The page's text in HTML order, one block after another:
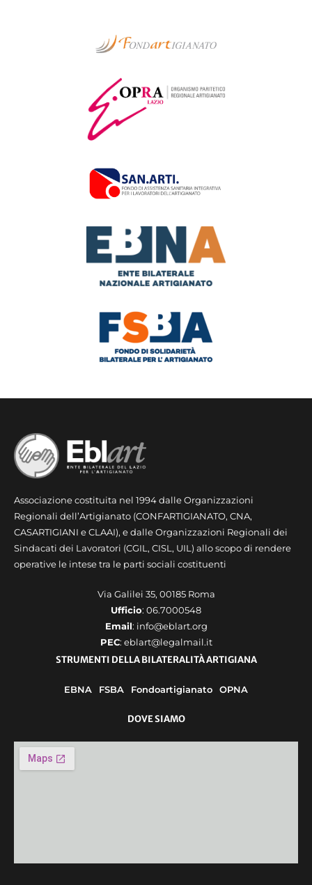
Associazione costituita nel 1994 dalle Organizzazioni
Regionali dell’Artigianato (CONFARTIGIANATO, CNA,
CASARTIGIANI e CLAAI), e dalle Organizzazioni Regionali dei
Sindacati dei Lavoratori (CGIL, CISL, UIL) allo scopo di rendere
operative le intese tra le parti sociali costituenti
Via Galilei 35, 00185 Roma
Ufficio: 06.7000548
Email: info@eblart.org
PEC: eblart@legalmail.it
STRUMENTI DELLA BILATERALITÀ ARTIGIANA
EBNA FSBA Fondoartigianato OPNA
DOVE SIAMO